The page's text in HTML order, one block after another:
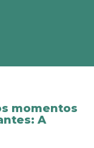
momentos
A